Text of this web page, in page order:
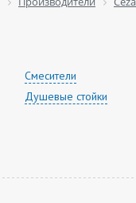
Смесители
Душевые стойки